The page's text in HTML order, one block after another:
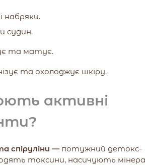
набряки.
судин.
та матує.
та охолоджує шкіру.
активні
спіруліни — потужний детокс-
токсини, насичують